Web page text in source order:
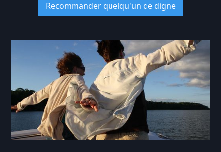
Recommander quelqu'un de digne